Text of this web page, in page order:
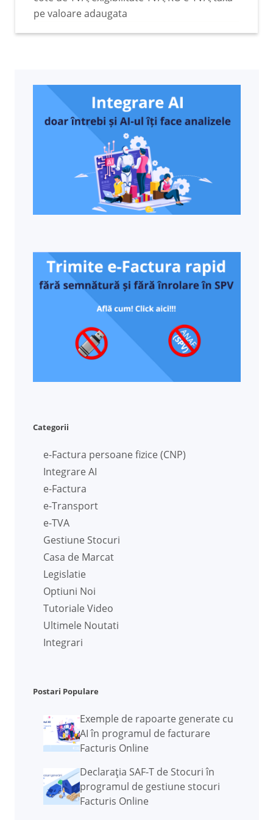
pe valoare adaugata
Categorii
e-Factura persoane fizice (CNP)
Integrare AI
e-Factura
e-Transport
e-TVA
Gestiune Stocuri
Casa de Marcat
Legislatie
Optiuni Noi
Tutoriale Video
Ultimele Noutati
Integrari
Postari Populare
Exemple de rapoarte generate cu
AI în programul de facturare
Facturis Online
Declarația SAF-T de Stocuri în
programul de gestiune stocuri
Facturis Online